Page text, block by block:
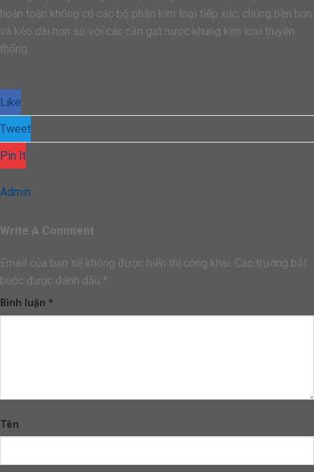
hoàn toàn không có các bộ phận kim loại tiếp xúc, chúng bền hơn
và kéo dài hơn so với các cần gạt nước khung kim loại truyền
thống.
Like
Tweet
Pin It
Admin
Write A Comment
Email của bạn sẽ không được hiển thị công khai. Các trường bắt
buộc được đánh dấu *
Bình luận *
Tên